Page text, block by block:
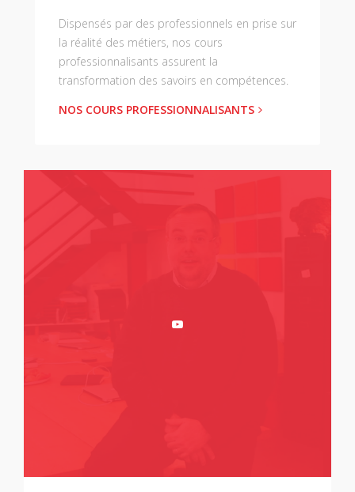
Dispensés par des professionnels en prise sur
la réalité des métiers, nos cours
professionnalisants assurent la
transformation des savoirs en compétences.
NOS COURS PROFESSIONNALISANTS